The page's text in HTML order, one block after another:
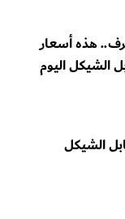
هذه أسعار
الشيكل اليوم
الشيكل